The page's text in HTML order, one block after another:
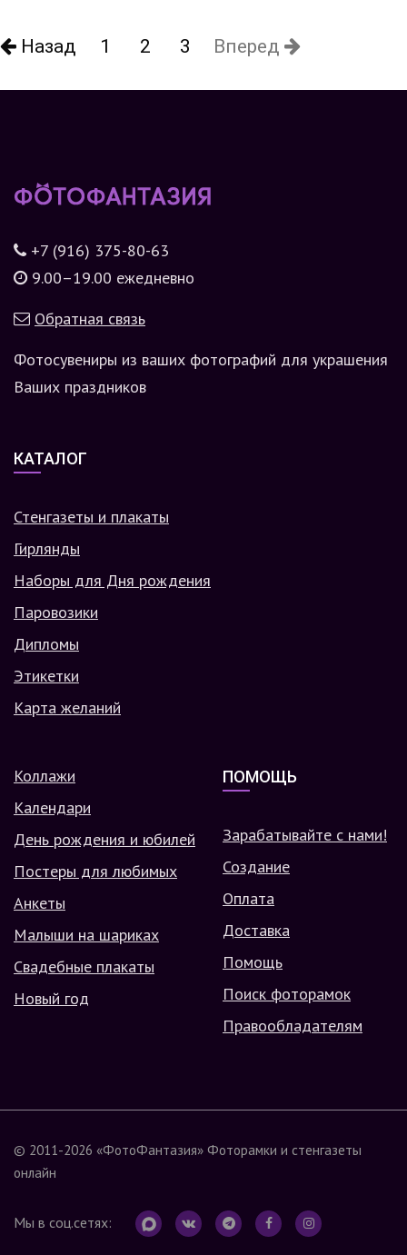
Назад 1 2 3 Вперед
+7 (916) 375-80-63
9.00–19.00 ежедневно
Обратная связь
Фотосувениры из ваших фотографий для украшения
Ваших праздников
КАТАЛОГ
Стенгазеты и плакаты
Гирлянды
Наборы для Дня рождения
Паровозики
Дипломы
Этикетки
Карта желаний
Коллажи
Календари
День рождения и юбилей
Постеры для любимых
Анкеты
Малыши на шариках
Свадебные плакаты
Новый год
ПОМОЩЬ
Зарабатывайте с нами!
Создание
Оплата
Доставка
Помощь
Поиск фоторамок
Правообладателям
© 2011-2026 «ФотоФантазия» Фоторамки и стенгазеты
онлайн
Мы в соц.сетях: